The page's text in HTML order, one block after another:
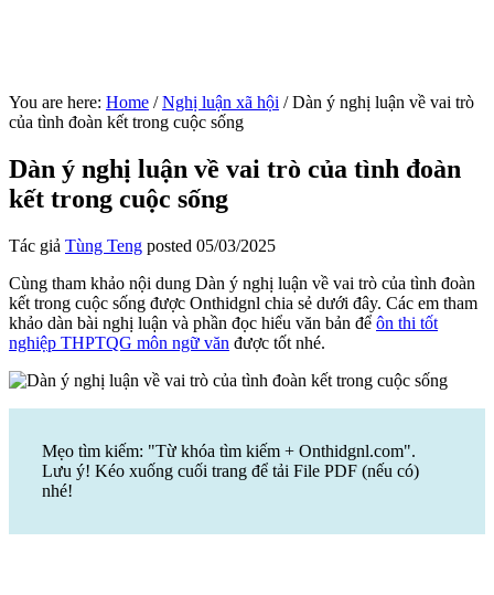
You are here: Home / Nghị luận xã hội /Dàn ý nghị luận về vai trò
của tình đoàn kết trong cuộc sống
Dàn ý nghị luận về vai trò của tình đoàn
kết trong cuộc sống
Tác giả Tùng Teng posted 05/03/2025
Cùng tham khảo nội dung Dàn ý nghị luận về vai trò của tình đoàn
kết trong cuộc sống được Onthidgnl chia sẻ dưới đây. Các em tham
khảo dàn bài nghị luận và phần đọc hiểu văn bản để ôn thi tốt
nghiệp THPTQG môn ngữ văn được tốt nhé.
Mẹo tìm kiếm: "Từ khóa tìm kiếm + Onthidgnl.com".
Lưu ý! Kéo xuống cuối trang để tải File PDF (nếu có)
nhé!